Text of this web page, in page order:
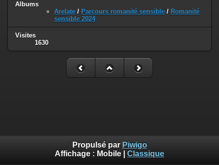
Albums
Arelate / Parcours romanité sensible / Romanité
sensible 2024
Visites
1630
Propulsé par Piwigo
Affichage : Mobile Classique